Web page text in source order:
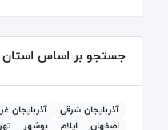
جستجو بر اساس استان
آذربايجان شرقی آذربايجان
اصفهان
ايلام بوشهر